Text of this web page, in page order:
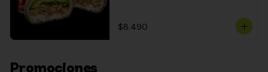
$8.490
Promociones